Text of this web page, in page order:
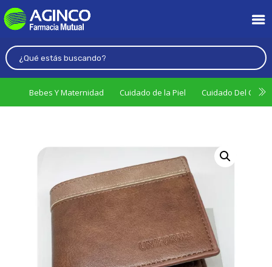
Bebes Y Maternidad Cuidado de la Piel Cuidado Del